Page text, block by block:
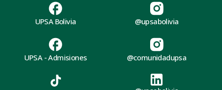
UPSA Bolivia
UPSA - Admisiones
@upsabolivia
@comunidadupsa